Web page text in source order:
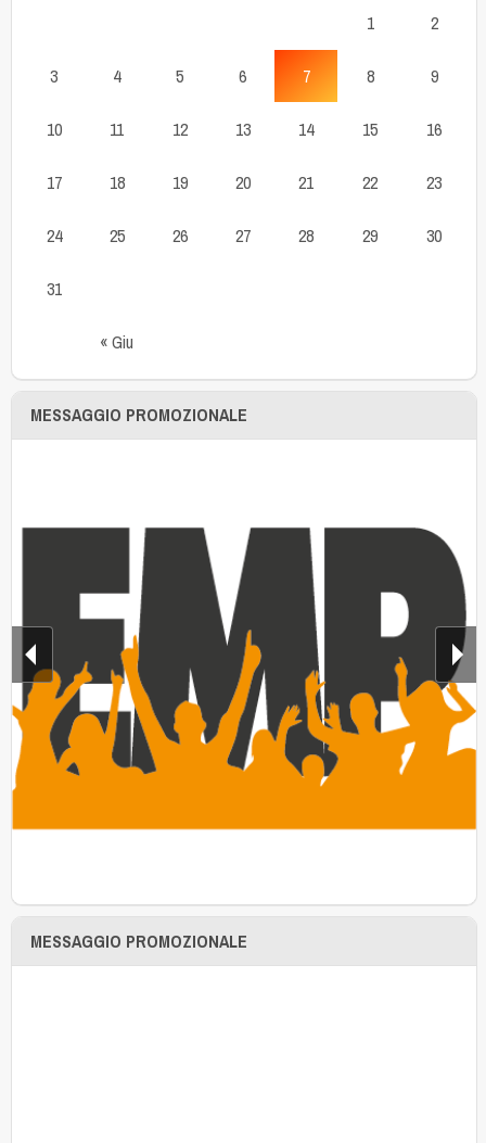
« Giu
1 2
3 4 5 6 7 8 9
10 11 12 13 14 15 16
17 18 19 20 21 22 23
24 25 26 27 28 29 30
31
MESSAGGIO PROMOZIONALE
MESSAGGIO PROMOZIONALE